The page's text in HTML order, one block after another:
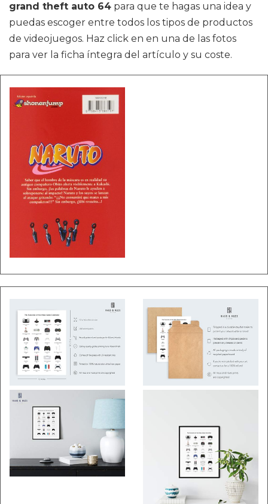
grand theft auto 64 para que te hagas una idea y
puedas escoger entre todos los tipos de productos
de videojuegos. Haz click en en una de las fotos
para ver la ficha íntegra del artículo y su coste.